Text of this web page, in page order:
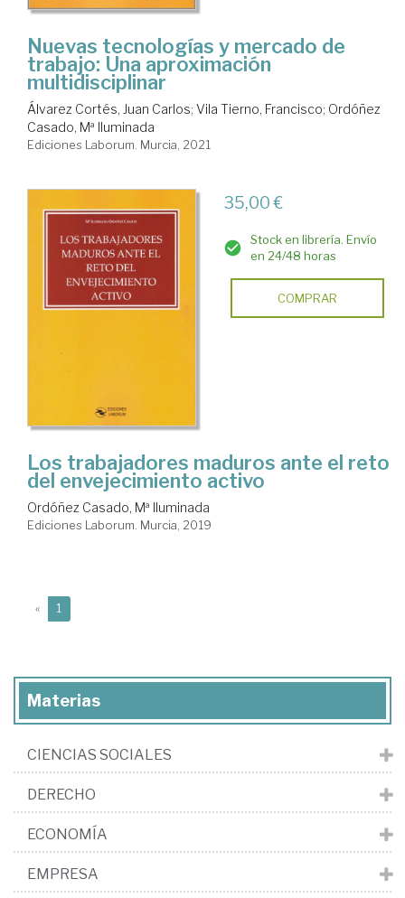
Nuevas tecnologías y mercado de
trabajo: Una aproximación
multidisciplinar
Álvarez Cortés, Juan Carlos; Vila Tierno, Francisco; Ordóñez
Casado, Mª Iluminada
Ediciones Laborum. Murcia, 2021
35,00 €
Stock en librería. Envío
en 24/48 horas
COMPRAR
Los trabajadores maduros ante el reto
del envejecimiento activo
Ordóñez Casado, Mª Iluminada
Ediciones Laborum. Murcia, 2019
« 1
Materias
CIENCIAS SOCIALES
DERECHO
ECONOMÍA
EMPRESA